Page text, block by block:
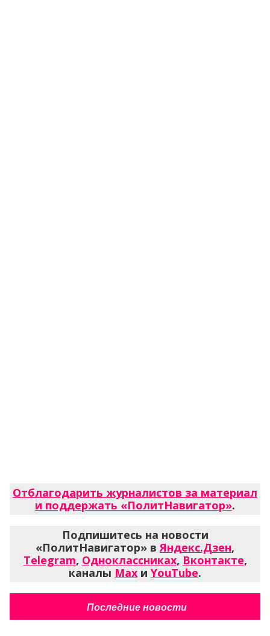
Отблагодарить журналистов за материал
и поддержать «ПолитНавигатор».
Подпишитесь на новости
«ПолитНавигатор» вЯндекс.Дзен,
Telegram, Одноклассниках, Вконтакте,
каналы Max и YouTube.
Последние новости